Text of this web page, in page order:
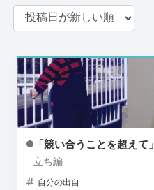
「競い合うことを超えて」
立ち編
自分の出自